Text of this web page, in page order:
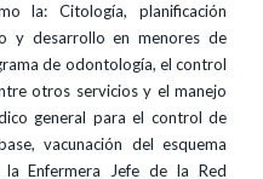
la: Citología, planificación
y desarrollo en menores de
de odontología, el control
otros servicios y el manejo
general para el control de
vacunación del esquema
Enfermera Jefe de la Red